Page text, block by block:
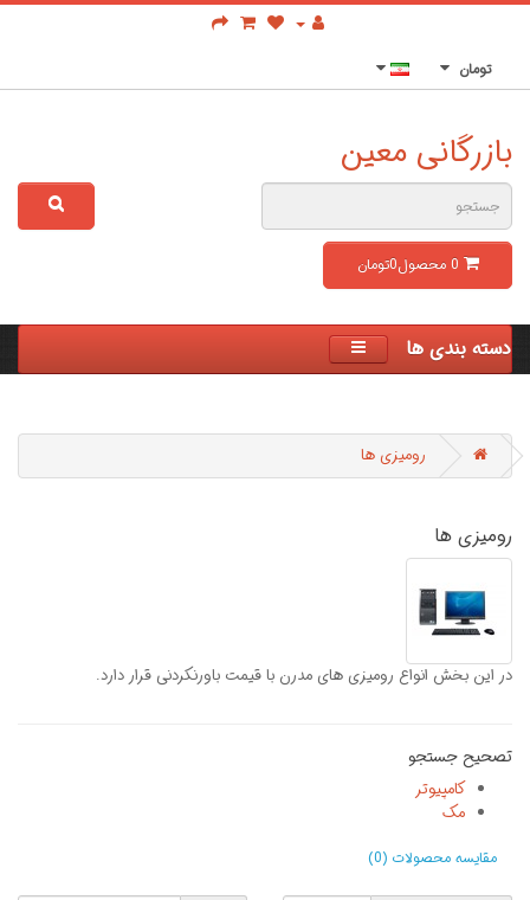
تومان
بازرگانی معین
0 محصول0تومان
دسته بندی ها
رومیزی ها
رومیزی ها
در این بخش انواع رومیزی های مدرن با قیمت باورنکردنی قرار دارد.
تصحیح جستجو
کامپیوتر
مک
مقایسه محصولات (0)